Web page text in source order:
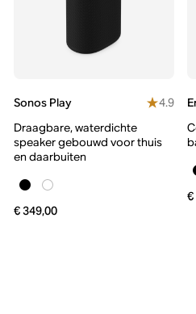
Sonos Play
4.9
Draagbare, waterdichte
speaker gebouwd voor thuis
en daarbuiten
€ 349,00
€